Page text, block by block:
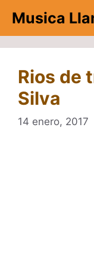
contenido
Musica
Rios de
Silva
14 enero, 2017